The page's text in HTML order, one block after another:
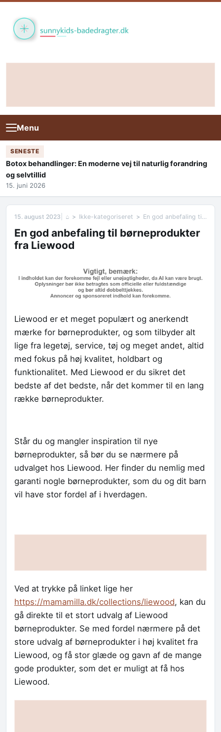
Menu
SENESTE
Botox behandlinger: En moderne vej til naturlig forandring
og selvtillid
15. juni 2026
15. august 2023 ⌂ Ikke-kategoriseret En god anbefaling til børneprodukter fra Liewood
En god anbefaling til børneprodukter
fra Liewood
Liewood er et meget populært og anerkendt
mærke for børneprodukter, og som tilbyder alt
lige fra legetøj, service, tøj og meget andet, altid
med fokus på høj kvalitet, holdbart og
funktionalitet. Med Liewood er du sikret det
bedste af det bedste, når det kommer til en lang
række børneprodukter.
Står du og mangler inspiration til nye
børneprodukter, så bør du se nærmere på
udvalget hos Liewood. Her finder du nemlig med
garanti nogle børneprodukter, som du og dit barn
vil have stor fordel af i hverdagen.
Ved at trykke på linket lige her
https://mamamilla.dk/collections/liewood, kan du
gå direkte til et stort udvalg af Liewood
børneprodukter. Se med fordel nærmere på det
store udvalg af børneprodukter i høj kvalitet fra
Liewood, og få stor glæde og gavn af de mange
gode produkter, som det er muligt at få hos
Liewood.